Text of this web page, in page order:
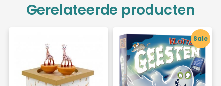
Gerelateerde producten
Sale